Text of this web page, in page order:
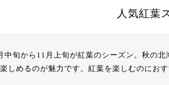
人気紅葉
中旬から11月上旬が紅葉のシーズン。秋の
しめるのが魅力です。紅葉を楽しむのにお